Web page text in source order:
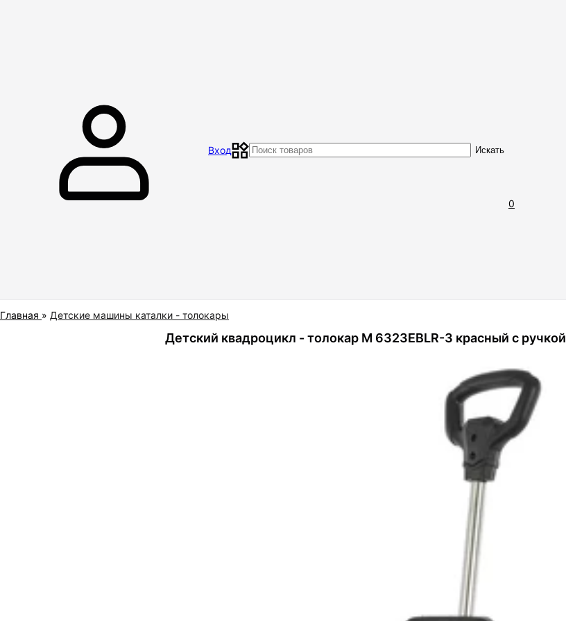
МагазинКонтакты ОтзывыДоставка и оплатаОбмен и возврат товара
Вход Искать
0
Главная » Детские машины каталки - толокары
Детский квадроцикл - толокар M 6323EBLR-3 красный с ручкой